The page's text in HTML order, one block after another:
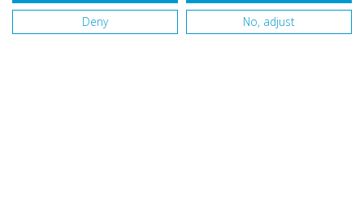
op basis van453beoordelingen.
Deny
No, adjust